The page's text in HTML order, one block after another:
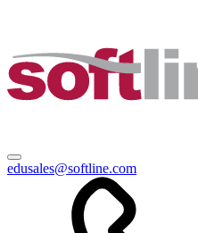
edusales@softline.com